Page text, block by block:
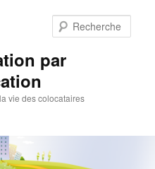
par
vie des colocataires